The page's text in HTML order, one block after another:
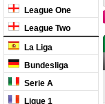
League One
League Two
La Liga
Bundesliga
Serie A
Ligue 1